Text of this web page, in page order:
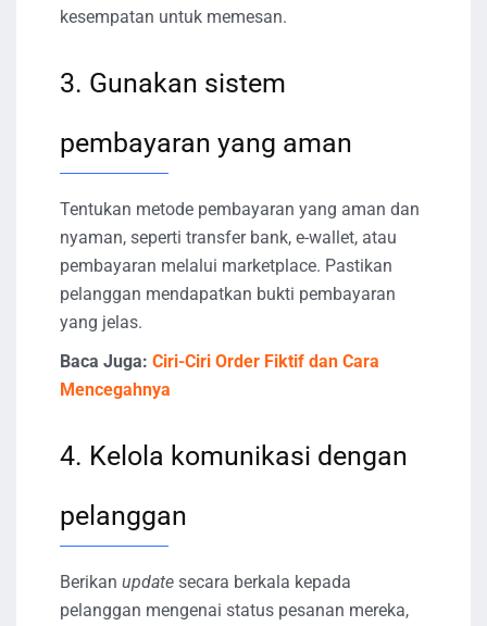
kesempatan untuk memesan.
3. Gunakan sistem
pembayaran yang aman
Tentukan metode pembayaran yang aman dan
nyaman, seperti transfer bank, e-wallet, atau
pembayaran melalui marketplace. Pastikan
pelanggan mendapatkan bukti pembayaran
yang jelas.
Baca Juga: Ciri-Ciri Order Fiktif dan Cara
Mencegahnya
4. Kelola komunikasi dengan
pelanggan
Berikan update secara berkala kepada
pelanggan mengenai status pesanan mereka,